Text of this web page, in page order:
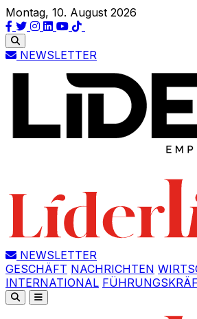
Montag, 10. August 2026
NEWSLETTER
NEWSLETTER
GESCHÄFT NACHRICHTEN
INTERNATIONAL